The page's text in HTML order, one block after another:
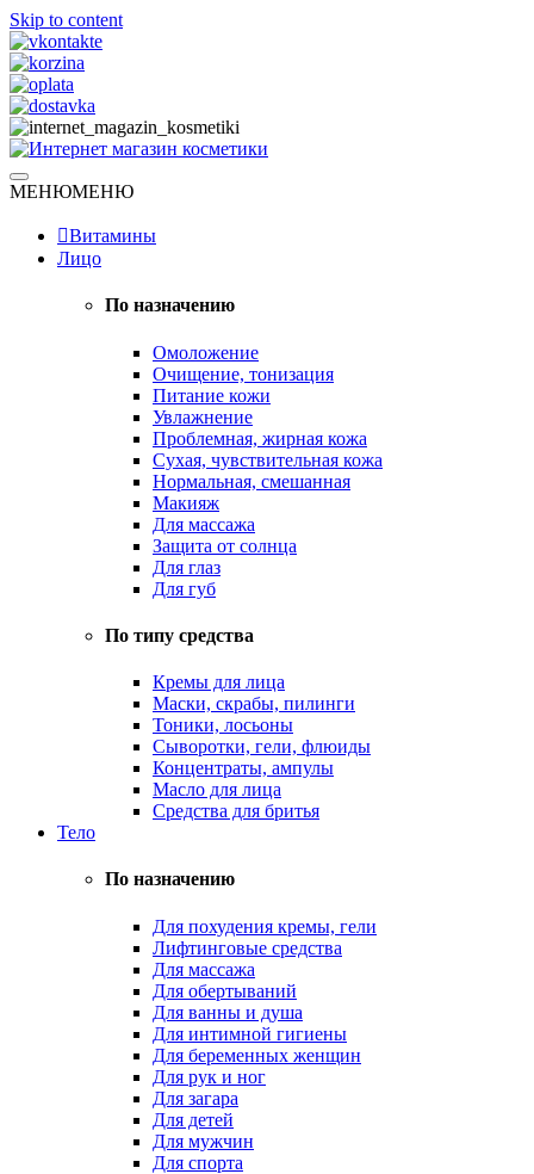
Skip to content
Интернет магазин косметики
Натуральная косметика
МЕНЮМЕНЮ
Витамины
Лицо
По назначению
Омоложение
Очищение, тонизация
Питание кожи
Увлажнение
Проблемная, жирная кожа
Сухая, чувствительная кожа
Нормальная, смешанная
Макияж
Для массажа
Защита от солнца
Для глаз
Для губ
По типу средства
Кремы для лица
Маски, скрабы, пилинги
Тоники, лосьоны
Сыворотки, гели, флюиды
Концентраты, ампулы
Масло для лица
Средства для бритья
Тело
По назначению
Для похудения кремы, гели
Лифтинговые средства
Для массажа
Для обертываний
Для ванны и душа
Для интимной гигиены
Для беременных женщин
Для рук и ног
Для загара
Для детей
Для мужчин
Для спорта